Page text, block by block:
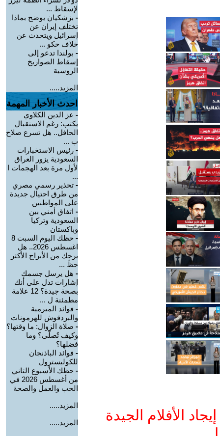
الأفلام الجيدة
لإسقاط ...
- بزشكيان يوضح بماذا
تختلف إيران عن
إسرائيل ويتحدث عن
خلاف حكو ...
- بولندا تدعو إلى
إسقاط الصواريخ
الروسية
المزيد.....
احدث الأخبار المهمة
- عز الدين الكلاوي
يكتب: رغم الاستقبال
الحافل.. هل تسرع صلاح
ب ...
- رئيس الاستخبارات
السعودية يزور العراق
لأول مرة بعد الهجمات ا
...
- تحذير رسمي مصري
من طرق احتيال جديدة
على المواطنين
- اتفاق أمني بين
السعودية وتركيا
وباكستان
-
حظك اليوم السبت 8
اغسطس 2026.. هل
برجك من الأبراج الأكثر
حظً ...
- هل يرسل جسمك
إشارات تدل على أنك
بصحة جيدة؟ 12 علامة
مطمئنة ل ...
- فوائد الميرمية
والبردقوش للهرمونات
- صلاة الزوال: ما وقتها؟
وكيف تُصلّى؟ وما
فضلها؟
- فوائد الباذنجان
للكوليسترول
- حظك الأسبوع الثاني
من أغسطس 2026 في
الحب والعمل والصحة
المزيد.....
المزيد.....